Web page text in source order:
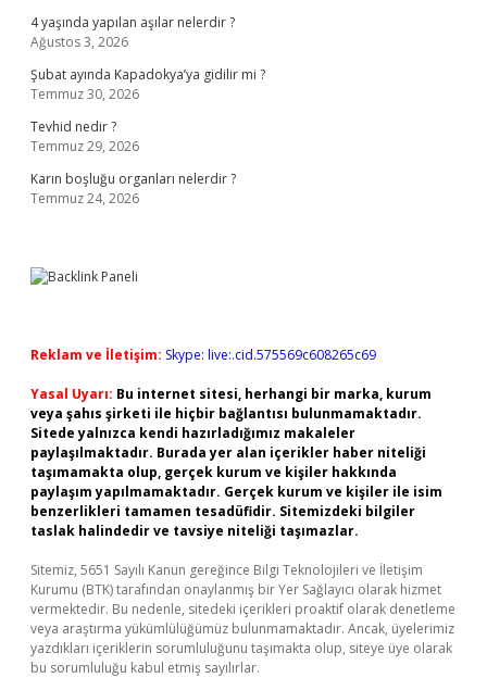
4 yaşında yapılan aşılar nelerdir ?
Ağustos 3, 2026
Şubat ayında Kapadokya’ya gidilir mi ?
Temmuz 30, 2026
Tevhid nedir ?
Temmuz 29, 2026
Karın boşluğu organları nelerdir ?
Temmuz 24, 2026
Reklam ve İletişim: Skype: live:.cid.575569c608265c69
Yasal Uyarı: Bu internet sitesi, herhangi bir marka, kurum
veya şahıs şirketi ile hiçbir bağlantısı bulunmamaktadır.
Sitede yalnızca kendi hazırladığımız makaleler
paylaşılmaktadır. Burada yer alan içerikler haber niteliği
taşımamakta olup, gerçek kurum ve kişiler hakkında
paylaşım yapılmamaktadır. Gerçek kurum ve kişiler ile isim
benzerlikleri tamamen tesadüfidir. Sitemizdeki bilgiler
taslak halindedir ve tavsiye niteliği taşımazlar.
Sitemiz, 5651 Sayılı Kanun gereğince Bilgi Teknolojileri ve İletişim
Kurumu (BTK) tarafından onaylanmış bir Yer Sağlayıcı olarak hizmet
vermektedir. Bu nedenle, sitedeki içerikleri proaktif olarak denetleme
veya araştırma yükümlülüğümüz bulunmamaktadır. Ancak, üyelerimiz
yazdıkları içeriklerin sorumluluğunu taşımakta olup, siteye üye olarak
bu sorumluluğu kabul etmiş sayılırlar.